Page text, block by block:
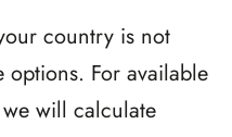
country is not
For available
will calculate